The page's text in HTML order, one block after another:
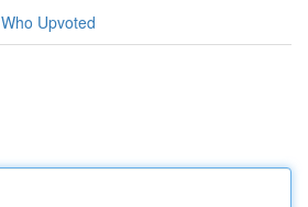
Who Upvoted